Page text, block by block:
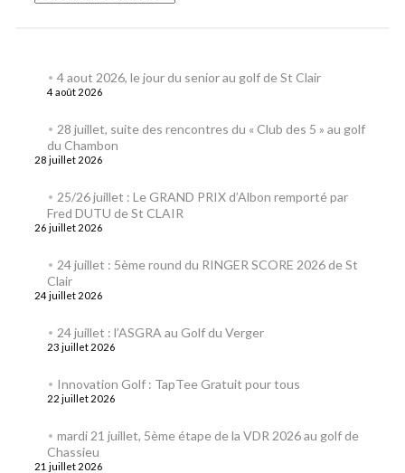
4 aout 2026, le jour du senior au golf de St Clair
4 août 2026
28 juillet, suite des rencontres du « Club des 5 » au golf
du Chambon
28 juillet 2026
25/26 juillet : Le GRAND PRIX d’Albon remporté par
Fred DUTU de St CLAIR
26 juillet 2026
24 juillet : 5ème round du RINGER SCORE 2026 de St
Clair
24 juillet 2026
24 juillet : l’ASGRA au Golf du Verger
23 juillet 2026
Innovation Golf : TapTee Gratuit pour tous
22 juillet 2026
mardi 21 juillet, 5ème étape de la VDR 2026 au golf de
Chassieu
21 juillet 2026